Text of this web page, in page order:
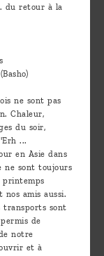
du retour à la
ne sont pas
Chaleur,
du soir,
...
en Asie dans
ne sont toujours
printemps
nos amis aussi.
transports sont
de
notre
et à